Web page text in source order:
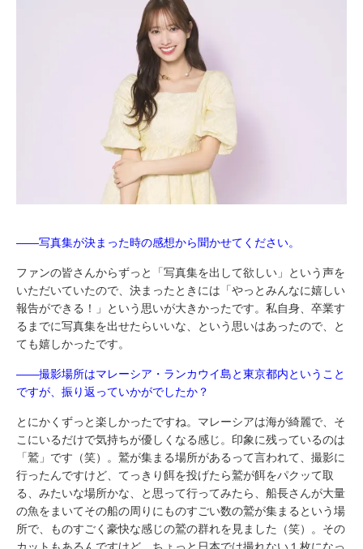
――写真集が決まった時の感想から聞かせてください。
ファンの皆さんからずっと「写真集を出して欲しい」という声を
いただいていたので、決まったときには「やっとみんなに嬉しい
報告ができる！」という思いが大きかったです。私自身、卒業す
るまでに写真集を出せたらいいな、という思いはあったので、と
ても嬉しかったです。
――撮影場所はマレーシア・ランカウイ島と東京都内ということ
ですが、振り返っていかがでしたか？
とにかくずっと楽しかったですね。マレーシアは海が綺麗で、そ
こにいるだけで気持ちが優しくなる感じ。印象に残っているのは
「鷲」です（笑）。鷲が集まる場所があるって言われて、撮影に
行ったんですけど、てっきり餌を投げたら鷲が餌をパクッて取
る、みたいな場所かな、と思って行ってみたら、船長さんが大量
の魚をまいてその船の周りにものすごい数の鷲が集まるという場
所で、ものすごく豪快な感じの鷲の群れを見ました（笑）。その